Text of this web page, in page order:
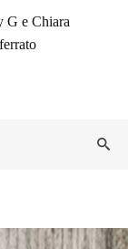
G e Chiara